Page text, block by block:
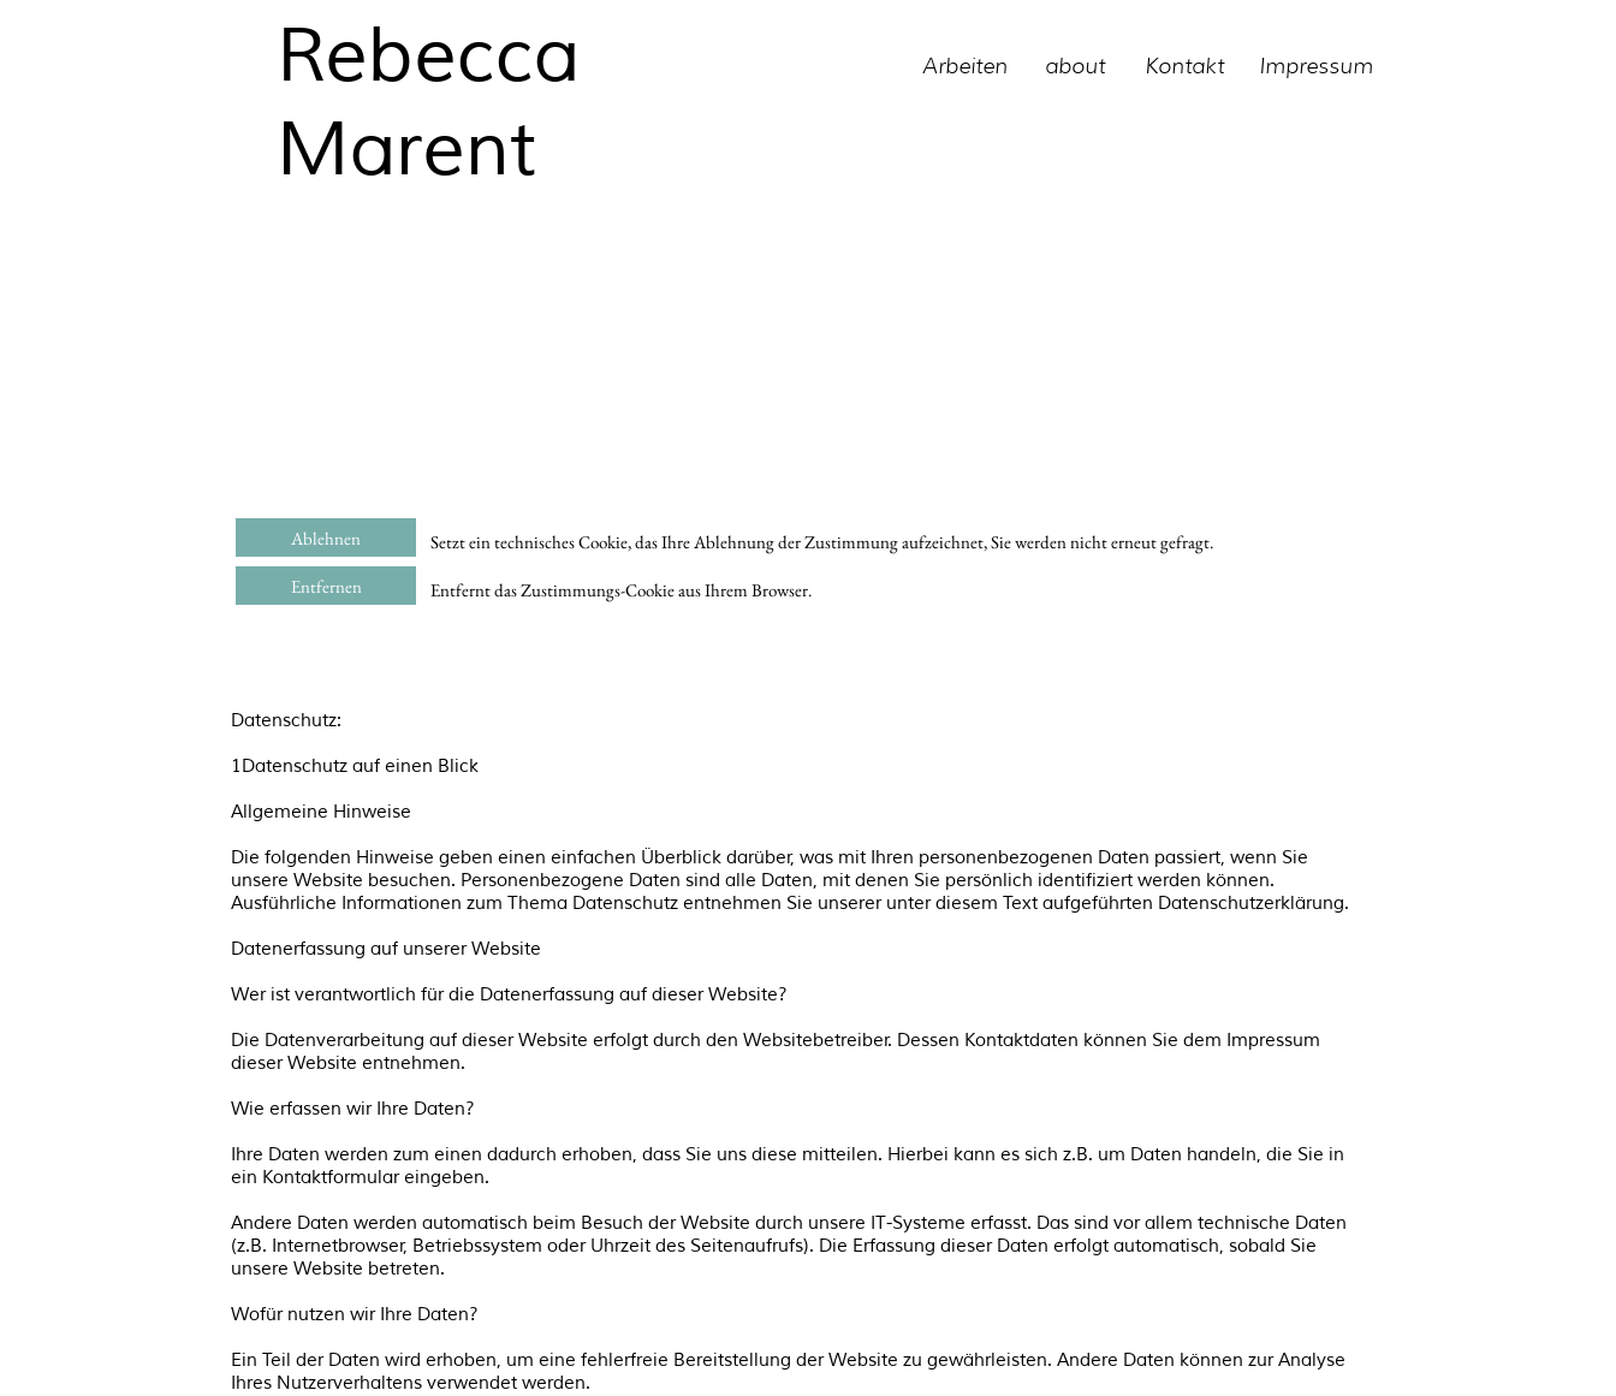
Ablehnen
Rebecca
Marent
Arbeiten about Kontakt
Setzt ein technisches Cookie, das Ihre Ablehnung der Zustimmung aufzeichnet, Sie werden nicht erneut gefragt.
Impressum
Entfernen Entfernt das Zustimmungs-Cookie aus Ihrem Browser.
Datenschutz:
1Datenschutz auf einen Blick
Allgemeine Hinweise
Die folgenden Hinweise geben einen einfachen Überblick darüber, was mit Ihren personenbezogenen Daten passiert, wenn Sie
unsere Website besuchen. Personenbezogene Daten sind alle Daten, mit denen Sie persönlich identifiziert werden können.
Ausführliche Informationen zum Thema Datenschutz entnehmen Sie unserer unter diesem Text aufgeführten Datenschutzerklärung.
Datenerfassung auf unserer Website
Wer ist verantwortlich für die Datenerfassung auf dieser Website?
Die Datenverarbeitung auf dieser Website erfolgt durch den Websitebetreiber. Dessen Kontaktdaten können Sie dem Impressum
dieser Website entnehmen.
Wie erfassen wir Ihre Daten?
Ihre Daten werden zum einen dadurch erhoben, dass Sie uns diese mitteilen. Hierbei kann es sich z.B. um Daten handeln, die Sie in
ein Kontaktformular eingeben.
Andere Daten werden automatisch beim Besuch der Website durch unsere IT-Systeme erfasst. Das sind vor allem technische Daten
(z.B. Internetbrowser, Betriebssystem oder Uhrzeit des Seitenaufrufs). Die Erfassung dieser Daten erfolgt automatisch, sobald Sie
unsere Website betreten.
Wofür nutzen wir Ihre Daten?
Ein Teil der Daten wird erhoben, um eine fehlerfreie Bereitstellung der Website zu gewährleisten. Andere Daten können zur Analyse
Ihres Nutzerverhaltens verwendet werden.